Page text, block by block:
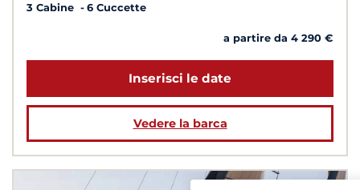
3 Cabine
6 Cuccette
a partire da 4 290 €
Inserisci le date
Vedere la barca